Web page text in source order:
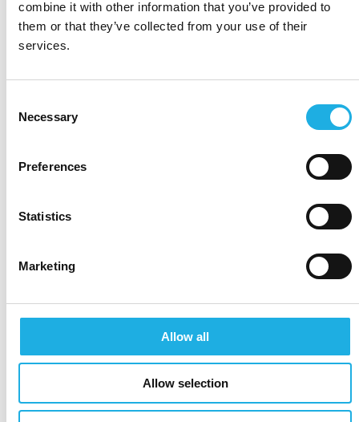
combine it with other information that you’ve provided to
them or that they’ve collected from your use of their
services.
Selection
Necessary
Preferences
Statistics
Marketing
Allow all
Allow selection
esitämme oikeat kysymykset tunnistaaksemme
sekä haasteet että mahdollisuudet. Tämä on
olemme ylpeitä siitä, että asiakkaamme palaavat
Senior Consultant
+358 50 584 0676
TAPAA TIIMIMME